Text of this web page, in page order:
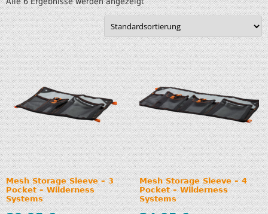
Mesh Storage Sleeve – 3
Pocket – Wilderness
Systems
Mesh Storage Sleeve – 4
Pocket – Wilderness
Systems